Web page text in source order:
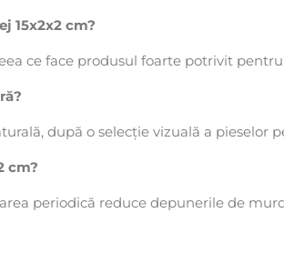
15x2x2 cm?
ce face produsul foarte potrivit
după o selecție vizuală a pieselor
cm?
periodică reduce depunerile de